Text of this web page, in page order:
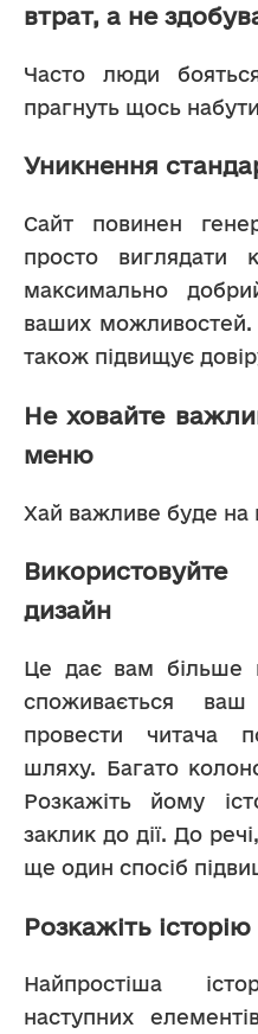
втрат, а не
Часто люди
прагнуть щось
Уникнення
Сайт повинен
просто виглядати
максимально
ваших можливостей.
також підвищує
Не ховайте
меню
Хай важливе буде на
дизайн
Це дає вам більше
споживається
провести читача
шляху. Багато
Розкажіть йому
заклик до дії. До
ще один спосіб
Розкажіть історію
Найпростіша
наступних